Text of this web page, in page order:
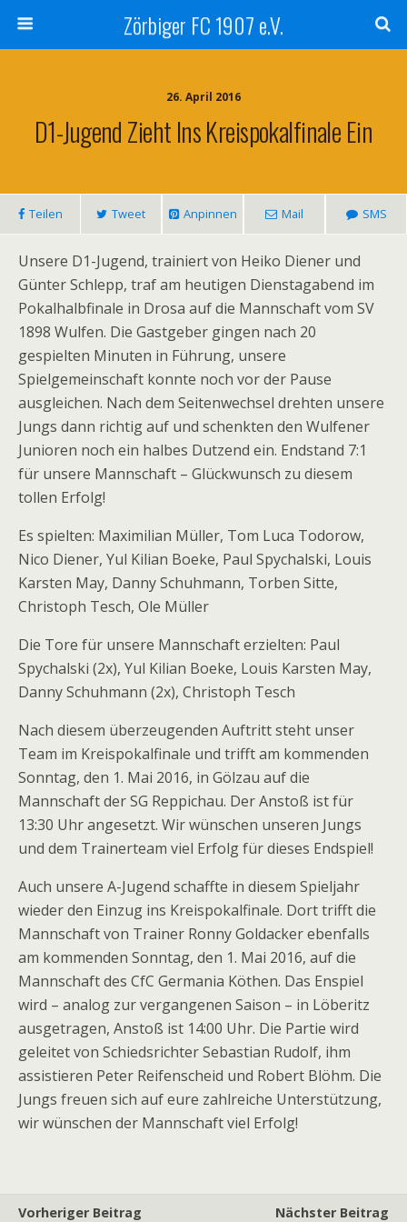
Zörbiger FC 1907 e.V.
26. April 2016
D1-Jugend Zieht Ins Kreispokalfinale Ein
Teilen Tweet Anpinnen Mail SMS
Unsere D1-Jugend, trainiert von Heiko Diener und
Günter Schlepp, traf am heutigen Dienstagabend im
Pokalhalbfinale in Drosa auf die Mannschaft vom SV
1898 Wulfen. Die Gastgeber gingen nach 20
gespielten Minuten in Führung, unsere
Spielgemeinschaft konnte noch vor der Pause
ausgleichen. Nach dem Seitenwechsel drehten unsere
Jungs dann richtig auf und schenkten den Wulfener
Junioren noch ein halbes Dutzend ein. Endstand 7:1
für unsere Mannschaft – Glückwunsch zu diesem
tollen Erfolg!
Es spielten: Maximilian Müller, Tom Luca Todorow,
Nico Diener, Yul Kilian Boeke, Paul Spychalski, Louis
Karsten May, Danny Schuhmann, Torben Sitte,
Christoph Tesch, Ole Müller
Die Tore für unsere Mannschaft erzielten: Paul
Spychalski (2x), Yul Kilian Boeke, Louis Karsten May,
Danny Schuhmann (2x), Christoph Tesch
Nach diesem überzeugenden Auftritt steht unser
Team im Kreispokalfinale und trifft am kommenden
Sonntag, den 1. Mai 2016, in Gölzau auf die
Mannschaft der SG Reppichau. Der Anstoß ist für
13:30 Uhr angesetzt. Wir wünschen unseren Jungs
und dem Trainerteam viel Erfolg für dieses Endspiel!
Auch unsere A-Jugend schaffte in diesem Spieljahr
wieder den Einzug ins Kreispokalfinale. Dort trifft die
Mannschaft von Trainer Ronny Goldacker ebenfalls
am kommenden Sonntag, den 1. Mai 2016, auf die
Mannschaft des CfC Germania Köthen. Das Enspiel
wird – analog zur vergangenen Saison – in Löberitz
ausgetragen, Anstoß ist 14:00 Uhr. Die Partie wird
geleitet von Schiedsrichter Sebastian Rudolf, ihm
assistieren Peter Reifenscheid und Robert Blöhm. Die
Jungs freuen sich auf eure zahlreiche Unterstützung,
wir wünschen der Mannschaft viel Erfolg!
Vorheriger Beitrag Nächster Beitrag